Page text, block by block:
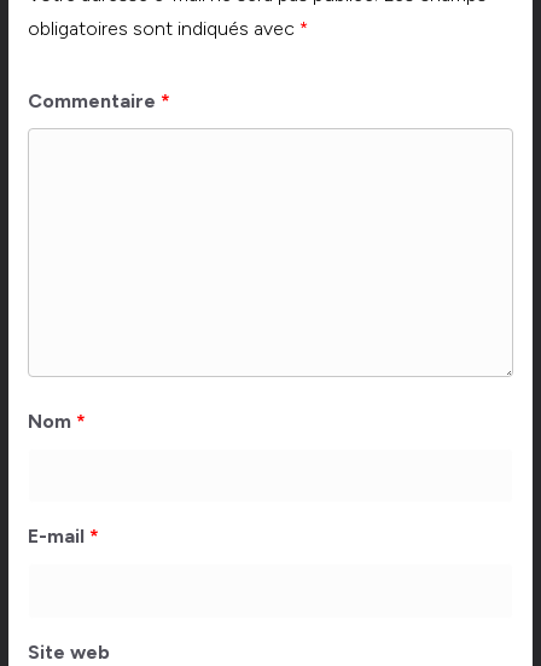
obligatoires sont indiqués avec *
Commentaire *
Nom *
E-mail *
Site web